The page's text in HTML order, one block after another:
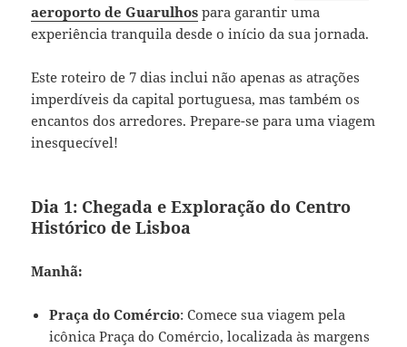
aeroporto de Guarulhos para garantir uma
experiência tranquila desde o início da sua jornada.
Este roteiro de 7 dias inclui não apenas as atrações
imperdíveis da capital portuguesa, mas também os
encantos dos arredores. Prepare-se para uma viagem
inesquecível!
Dia 1: Chegada e Exploração do Centro
Histórico de Lisboa
Manhã:
Praça do Comércio: Comece sua viagem pela
icônica Praça do Comércio, localizada às margens